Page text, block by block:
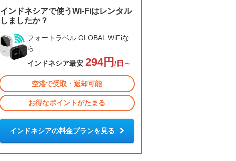
インドネシアで使うWi-Fiはレンタル
しましたか？
フォートラベル GLOBAL WiFiな
ら
インドネシア最安 294円 /日～
空港で受取・返却可能
お得なポイントがたまる
インドネシアの料金プランを見る